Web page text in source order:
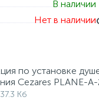
В наличии
Нет в наличии
по установке
Cezares PLANE-
Кб